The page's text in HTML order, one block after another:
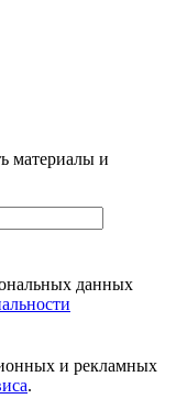
материалы и
данных
и рекламных
.